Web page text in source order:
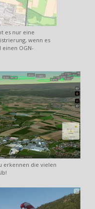
es nur eine
wenn es
einen OGN-
erkennen die vielen